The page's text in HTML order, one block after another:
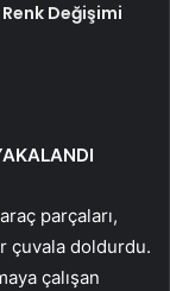
Değişimi
parçaları,
çuvala doldurdu.
çalışan